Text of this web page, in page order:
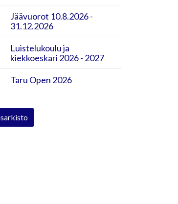
Jäävuorot 10.8.2026 -
31.12.2026
Luistelukoulu ja
kiekkoeskari 2026 - 2027
Taru Open 2026